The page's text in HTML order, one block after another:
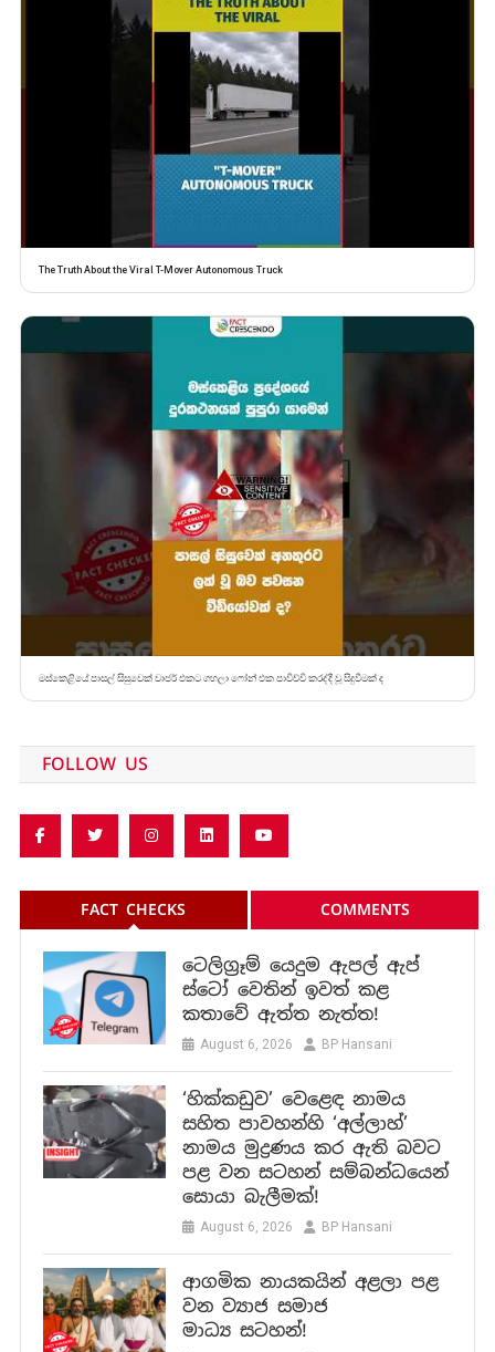
The Truth About the Viral T-Mover Autonomous Truck
මස්කෙළියේ පාසල් සිසුවෙක් චාජර් එකට ගහලා ෆෝන් එක පාවිච්චි කරද්දී වූ සිදුවීමක් ද
FOLLOW US
FACT CHECKS COMMENTS
ටෙලිග්‍රෑම් යෙදුම ඇපල් ඇප්
ස්ටෝ වෙතින් ඉවත් කළ
කතාවේ ඇත්ත නැත්ත!
August 6, 2026 BP Hansani
‘හික්කඩුව’ වෙළෙඳ නාමය
සහිත පාවහන්හි ‘අල්ලාහ්’
නාමය මුද්‍රණය කර ඇති බවට
පළ වන සටහන් සම්බන්ධයෙන්
සොයා බැලීමක්!
August 6, 2026 BP Hansani
ආගමික නායකයින් අළලා පළ
වන ව්‍යාජ සමාජ
මාධ්‍ය සටහන්!